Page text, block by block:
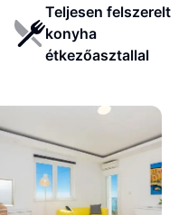
Teljesen felszerelt
konyha
étkezőasztallal